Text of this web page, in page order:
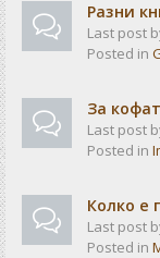
Разни
Last post
Posted in
За
Last post
Posted in
Колко е
Last post
Posted in